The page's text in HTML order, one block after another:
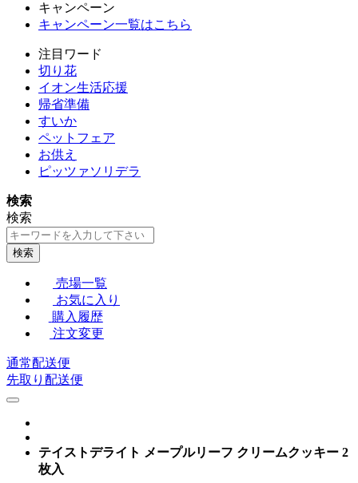
キャンペーン
キャンペーン一覧はこちら
注目ワード
切り花
イオン生活応援
帰省準備
すいか
ペットフェア
お供え
ピッツァソリデラ
検索
検索
検索
売場一覧
お気に入り
購入履歴
注文変更
通常配送便
先取り配送便
テイストデライト メープルリーフ クリームクッキー 2
枚入